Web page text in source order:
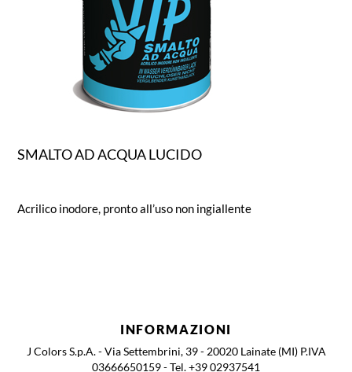
SMALTO AD ACQUA LUCIDO
Acrilico inodore, pronto all’uso non ingiallente
INFORMAZIONI
J Colors S.p.A. - Via Settembrini, 39 - 20020 Lainate (MI) P.IVA
03666650159 - Tel. +39 02937541